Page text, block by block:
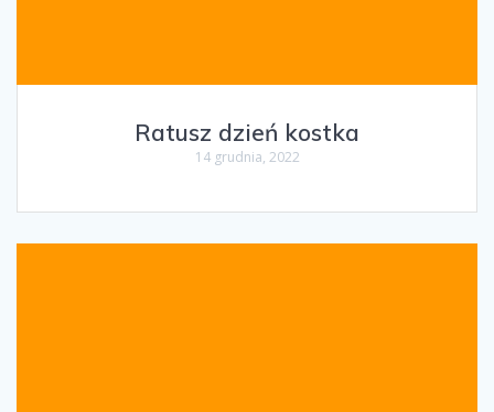
Ratusz dzień kostka
14 grudnia, 2022